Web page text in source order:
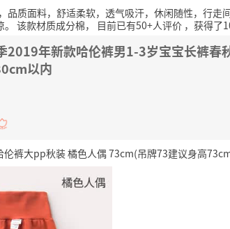
质面料，舒适柔软，透气吸汗，休闲随性，行走
该款材质成分棉， 目前已有50+人评价 ，获得了
2019年新款哈伦裤男1-3岁宝宝长裤春
以内
裤大pp秋装 橘色人偶 73cm(吊牌73建议身高